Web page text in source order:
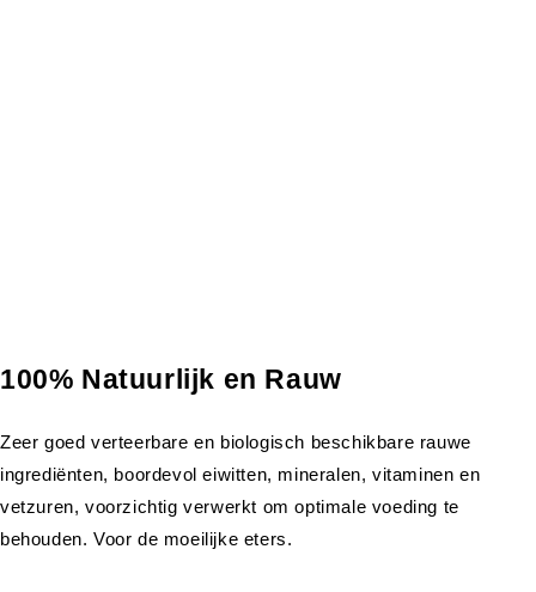
100% Natuurlijk en Rauw
Zeer goed verteerbare en biologisch beschikbare rauwe
ingrediënten, boordevol eiwitten, mineralen, vitaminen en
vetzuren, voorzichtig verwerkt om optimale voeding te
behouden. Voor de moeilijke eters.